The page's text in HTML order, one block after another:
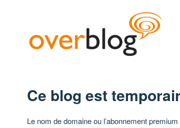
Ce blog est
Le nom de domaine ou l’abonnement